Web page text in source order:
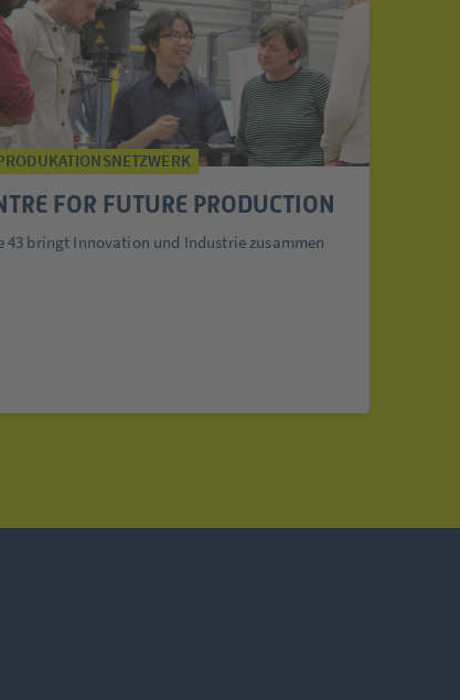
FOR FUTURE PRODUCTION
43 bringt Innovation und Industrie zusammen